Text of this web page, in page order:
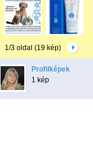
1/3 oldal (19 kép)
Profilképek
1 kép